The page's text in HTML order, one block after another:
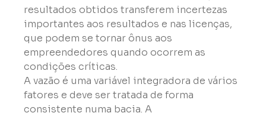
resultados obtidos transferem incertezas
importantes aos resultados e nas licenças,
que podem se tornar ônus aos
empreendedores quando ocorrem as
condições críticas.
A vazão é uma variável integradora de vários
fatores e deve ser tratada de forma
consistente numa bacia. A